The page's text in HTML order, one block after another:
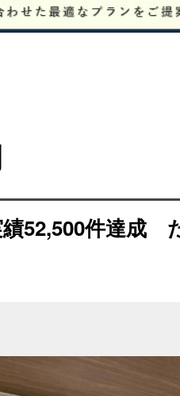
52,500件達成